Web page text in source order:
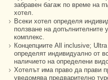
забравен багаж по време на
хотел.
Всеки хотел определя
ползване на допълнителните
комплекс.
Концепциите All inclusive;
определят индивидуално от
наличието на определени
Хотелът има право да прави
уведомява предварително